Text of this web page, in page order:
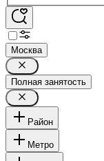
Москва
Полная занятость
Район
Метро